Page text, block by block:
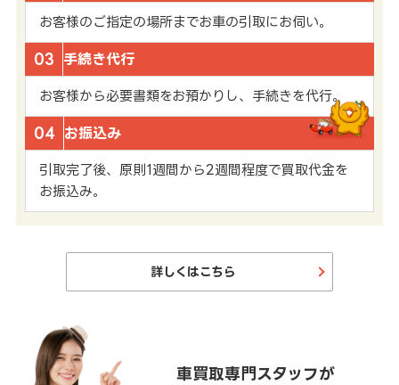
お客様のご指定の場所までお車の引取にお伺い。
03 手続き代行
お客様から必要書類をお預かりし、手続きを代行。
04 お振込み
引取完了後、原則1週間から2週間程度で買取代金を
お振込み。
詳しくはこちら
車買取専門スタッフが